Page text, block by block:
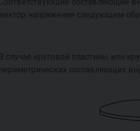
составляющие
вектор напряжения следующим
В случае круговой пластины или
периметрических составляющих